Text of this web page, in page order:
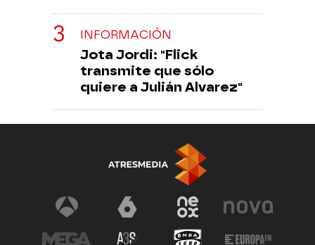
INFORMACIÓN
Jota Jordi: "Flick
transmite que sólo
quiere a Julián Alvarez"